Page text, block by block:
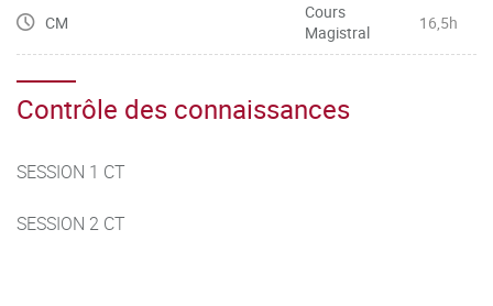
CM
Cours
Magistral
16,5h
Contrôle des connaissances
SESSION 1 CT
SESSION 2 CT